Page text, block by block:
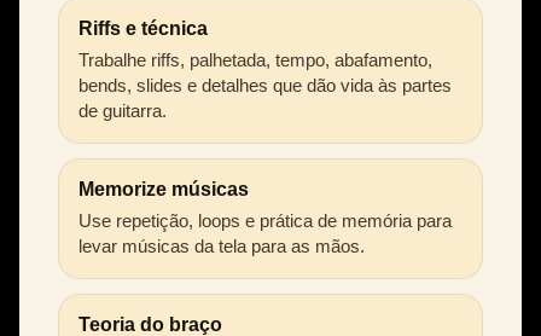
Riffs e técnica
Trabalhe riffs, palhetada, tempo, abafamento,
bends, slides e detalhes que dão vida às partes
de guitarra.
Memorize músicas
Use repetição, loops e prática de memória para
levar músicas da tela para as mãos.
Teoria do braço